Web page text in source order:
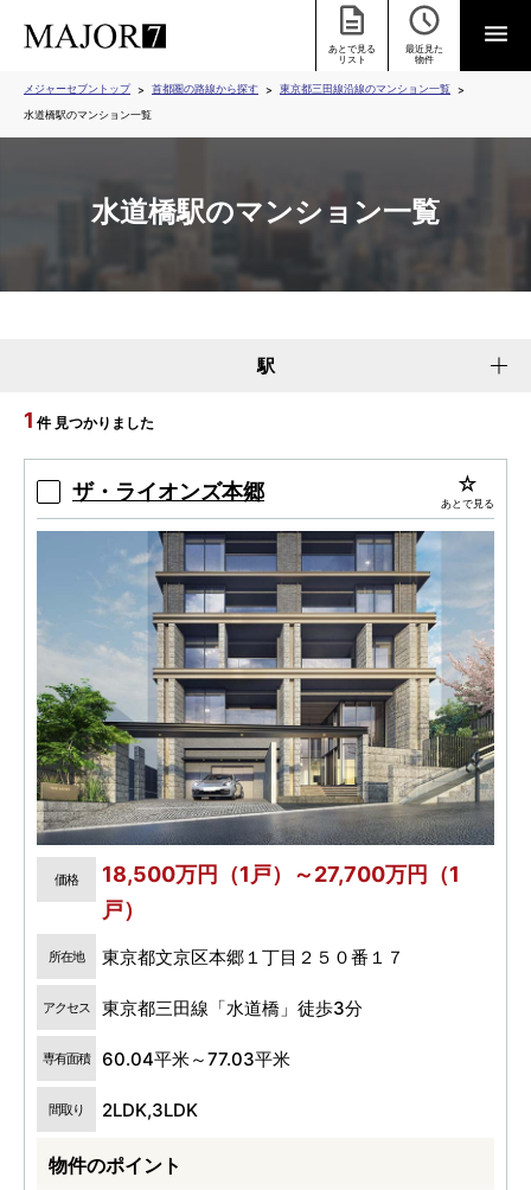
あとで見る
リスト
最近見た
物件
メジャーセブントップ 首都圏の路線から探す
東京都三田線沿線のマンション一覧
水道橋駅のマンション一覧
水道橋駅のマンション一覧
駅
1 件 見つかりました
ザ・ライオンズ本郷 あとで見る
価格
18,500万円（1戸）～27,700万円（1
戸）
所在地 東京都文京区本郷１丁目２５０番１７
アクセス 東京都三田線「水道橋」徒歩3分
専有面積 60.04平米～77.03平米
間取り 2LDK,3LDK
物件のポイント